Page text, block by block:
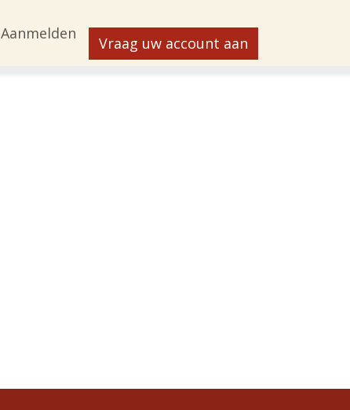
Aanmelden
Vraag uw account aan